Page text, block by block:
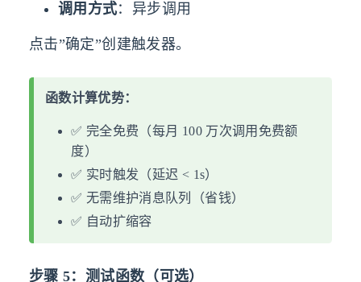
调用方式：异步调用
点击”确定”创建触发器。
函数计算优势：
✅ 完全免费（每月 100 万次调用免费额
度）
✅ 实时触发（延迟 < 1s）
✅ 无需维护消息队列（省钱）
✅ 自动扩缩容
步骤 5：测试函数（可选）